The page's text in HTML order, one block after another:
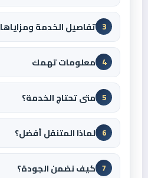
3 تفاصيل الخدمة ومزاياها
4 معلومات تهمك
5 متى تحتاج الخدمة؟
6 لماذا المتنقل أفضل؟
7 كيف نضمن الجودة؟